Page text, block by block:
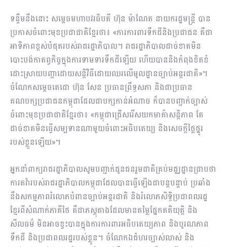
ទន្ទឹមនឹងនោះ សម្តេចមហាបវរធិបតី ហ៊ុន ម៉ាណែត នាយករដ្ឋមន្ត្រី បាន
ប្រកាសចំពោះមុខប្រជាជាតិខ្មែរថា៖ «ការការពារទឹកដីនិងប្រជាជន គឺជា
អាទិភាពខ្ពស់បំផុតរបស់រាជរដ្ឋាភិបាល។ រាជរដ្ឋាភិបាលដាច់ខាតមិន
បោះបង់កាតព្វកិច្ចក្នុងការទាមទារទឹកដីឡើយ ហើយបាននិងកំពុងខិតខំ
ដោះស្រាយបញ្ហាដោយសន្តិវិធីដោយឈរលើមូលដ្ឋានច្បាប់អន្តរជាតិ»។
ចំណែកសម្តេចតេជោ ហ៊ុន សែន ប្រធានព្រឹទ្ធសភា និងជាប្រធាន
គណបក្សប្រជាជនកម្ពុជាដែលជាបក្សកាន់អំណាច ក៏បានបញ្ជាក់ច្បាស់
ចំពោះមុខប្រជាជាតិខ្មែរថា៖ «កម្ពុជាជ្រើសរើសយកមាគ៌ាសន្តិភាព តែ
ដាច់ខាតមិនធ្វើសម្បទានណាមួយចំពោះអធិបតេយ្យ និងសេចក្តីថ្លៃថ្នូរ
របស់ខ្លួនឡើយ»។
អ្នកនាំពាក្យរាជរដ្ឋាភិបាលសូមបញ្ជាក់ជូនជនរួមជាតិគ្រប់មជ្ឈដ្ឋានជ្រាបថា
ការតវ៉ារបស់រាជរដ្ឋាភិបាលកម្ពុជាដែលបានធ្វើឡើងជាបន្តបន្ទាប់ ប្រឆាំង
នឹងសកម្មភាពរំលោភបំពានច្បាប់អន្តរជាតិ និងរំលោភសិទ្ធិប្រជាពលរដ្ឋ
ខ្មែរពីសំណាក់ភាគីថៃ គឺជាភស្តុតាងដែលមានតម្លៃផ្នែកគតិយុត្តិ និង
សីលធម៌ មិនអាចខ្វះបានក្នុងការការពារអធិបតេយ្យភាព និងបូរណភាព
ទឹកដី និងប្រជាពលរដ្ឋរបស់ខ្លួន។ ចំណែកឯជំហរច្បាស់លាស់ និង